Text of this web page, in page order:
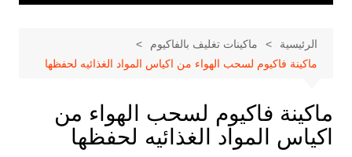
الرئيسية
ماكينات تغليف بالفاكيوم
ماكينة فاكيوم لسحب الهواء من اكياس المواد الغذائيه لحفظها
ماكينة فاكيوم لسحب الهواء من
اكياس المواد الغذائيه لحفظها